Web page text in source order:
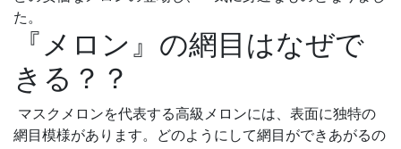
た。
『メロン』の網目はなぜで
きる？？
マスクメロンを代表する高級メロンには、表面に独特の
網目模様があります。どのようにして網目ができあがるの